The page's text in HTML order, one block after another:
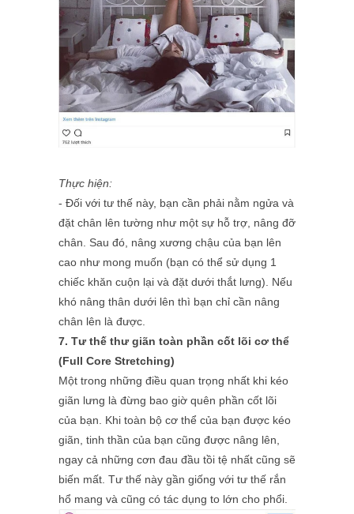
Thực hiện:
- Đối với tư thế này, bạn cần phải nằm ngửa và
đặt chân lên tường như một sự hỗ trợ, nâng đỡ
chân. Sau đó, nâng xương chậu của bạn lên
cao như mong muốn (bạn có thể sử dụng 1
chiếc khăn cuộn lại và đặt dưới thắt lưng). Nếu
khó nâng thân dưới lên thì bạn chỉ cần nâng
chân lên là được.
7. Tư thế thư giãn toàn phần cốt lõi cơ thể
(Full Core Stretching)
Một trong những điều quan trọng nhất khi kéo
giãn lưng là đừng bao giờ quên phần cốt lõi
của bạn. Khi toàn bộ cơ thể của bạn được kéo
giãn, tinh thần của bạn cũng được nâng lên,
ngay cả những cơn đau đầu tồi tệ nhất cũng sẽ
biến mất. Tư thế này gần giống với tư thế rắn
hổ mang và cũng có tác dụng to lớn cho phổi.